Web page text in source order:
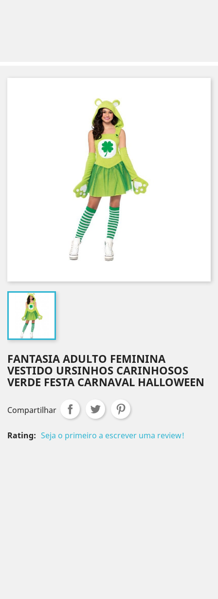
FANTASIA ADULTO FEMININA
VESTIDO URSINHOS CARINHOSOS
VERDE FESTA CARNAVAL HALLOWEEN
Compartilhar
Rating: Seja o primeiro a escrever uma review!